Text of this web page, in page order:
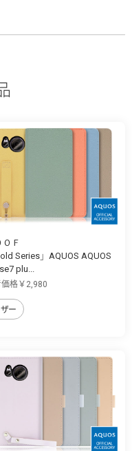
ＯＦ
Series」AQUOS AQUOS
plu...
格￥2,980
ザー